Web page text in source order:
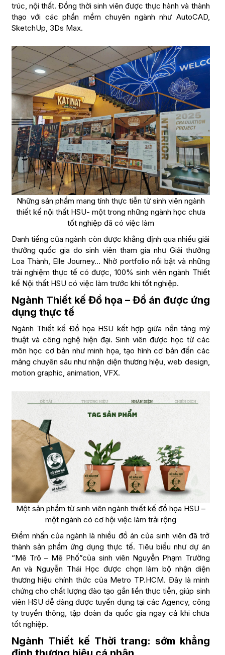
trúc, nội thất. Đồng thời sinh viên được thực hành và thành
thạo với các phần mềm chuyên ngành như AutoCAD,
SketchUp, 3Ds Max.
Những sản phẩm mang tính thực tiễn từ sinh viên ngành
thiết kế nội thất HSU- một trong những ngành học chưa
tốt nghiệp đã có việc làm
Danh tiếng của ngành còn được khẳng định qua nhiều giải
thưởng quốc gia do sinh viên tham gia như Giải thưởng
Loa Thành, Elle Journey… Nhờ portfolio nổi bật và những
trải nghiệm thực tế có được, 100% sinh viên ngành Thiết
kế Nội thất HSU có việc làm trước khi tốt nghiệp.
Ngành Thiết kế Đồ họa – Đồ án được ứng
dụng thực tế
Ngành Thiết kế Đồ họa HSU kết hợp giữa nền tảng mỹ
thuật và công nghệ hiện đại. Sinh viên được học từ các
môn học cơ bản như minh họa, tạo hình cơ bản đến các
mảng chuyên sâu như nhận diện thương hiệu, web design,
motion graphic, animation, VFX.
Một sản phẩm từ sinh viên ngành thiết kế đồ họa HSU –
một ngành có cơ hội việc làm trải rộng
Điểm nhấn của ngành là nhiều đồ án của sinh viên đã trở
thành sản phẩm ứng dụng thực tế. Tiêu biểu như dự án
“Mê Trô – Mê Phố”của sinh viên Nguyễn Phạm Trường
An và Nguyễn Thái Học được chọn làm bộ nhận diện
thương hiệu chính thức của Metro TP.HCM. Đây là minh
chứng cho chất lượng đào tạo gắn liền thực tiễn, giúp sinh
viên HSU dễ dàng được tuyển dụng tại các Agency, công
ty truyền thông, tập đoàn đa quốc gia ngay cả khi chưa
tốt nghiệp.
Ngành Thiết kế Thời trang: sớm khẳng